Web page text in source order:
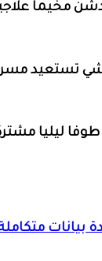
مخيماً
تستعيد
ليليا
بجنوب